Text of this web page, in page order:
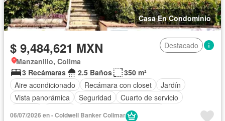
Casa En Condominio
$ 9,484,621 MXN
Destacado
Manzanillo, Colima
3 Recámaras
2.5 Baños
350 m²
Aire acondicionado
Recámara con closet
Jardín
Vista panorámica
Seguridad
Cuarto de servicio
Parcialmente amueblado
06/07/2026 en - Coldwell Banker Colimar